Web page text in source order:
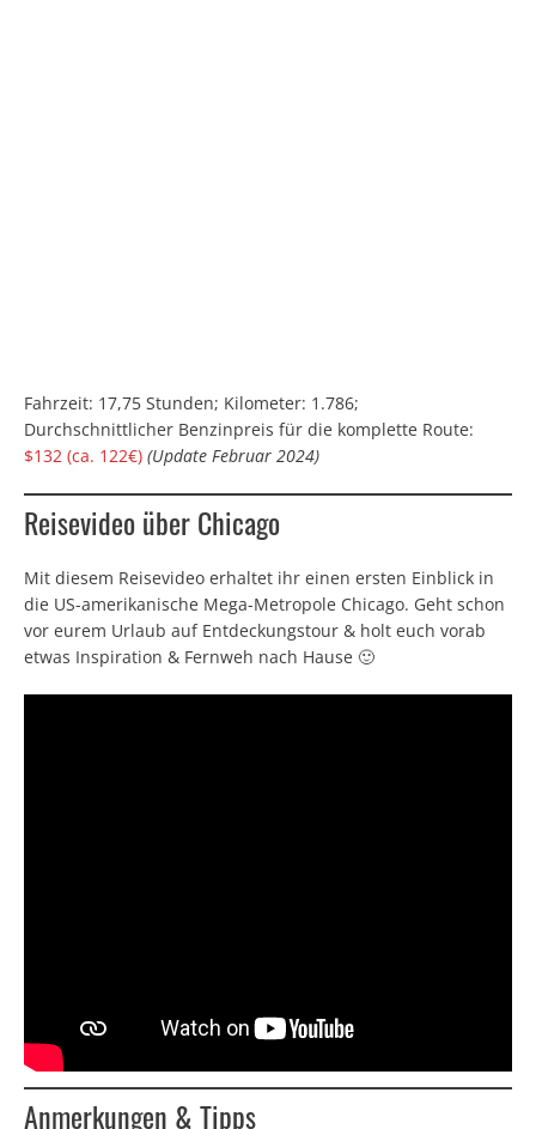
Fahrzeit: 17,75 Stunden; Kilometer: 1.786;
Durchschnittlicher Benzinpreis für die komplette Route:
$132 (ca. 122€) (Update Februar 2024)
Reisevideo über Chicago
Mit diesem Reisevideo erhaltet ihr einen ersten Einblick in
die US-amerikanische Mega-Metropole Chicago. Geht schon
vor eurem Urlaub auf Entdeckungstour & holt euch vorab
etwas Inspiration & Fernweh nach Hause 🙂
Anmerkungen & Tipps